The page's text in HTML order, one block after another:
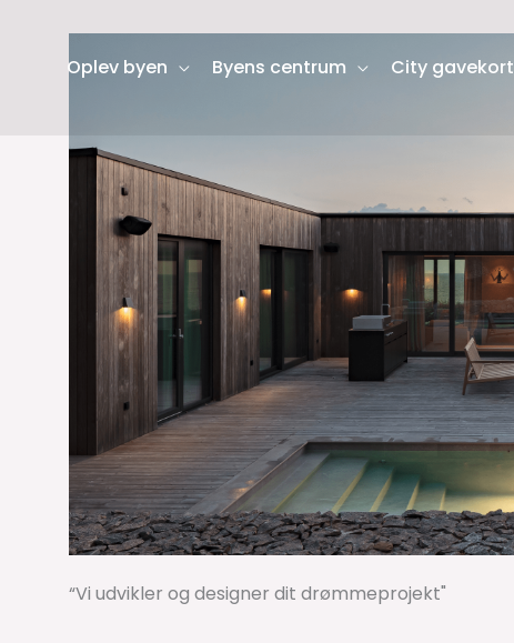
Oplev byen Byens centrum City gavekort
“Vi udvikler og designer dit drømmeprojekt"